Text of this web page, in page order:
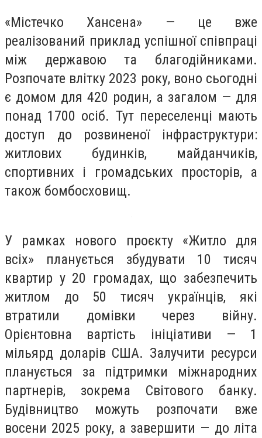
«Містечко Хансена» — це вже
реалізований приклад успішної співпраці
між державою та благодійниками.
Розпочате влітку 2023 року, воно сьогодні
є домом для 420 родин, а загалом — для
понад 1700 осіб. Тут переселенці мають
доступ до розвиненої інфраструктури:
житлових будинків, майданчиків,
спортивних і громадських просторів, а
також бомбосховищ.
У рамках нового проєкту «Житло для
всіх» планується збудувати 10 тисяч
квартир у 20 громадах, що забезпечить
житлом до 50 тисяч українців, які
втратили домівки через війну.
Орієнтовна вартість ініціативи — 1
мільярд доларів США. Залучити ресурси
планується за підтримки міжнародних
партнерів, зокрема Світового банку.
Будівництво можуть розпочати вже
восени 2025 року, а завершити — до літа